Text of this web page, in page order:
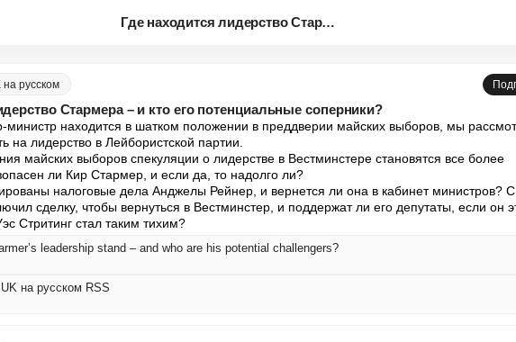
Где находится лидерство Старме...
русском
Стармера – и кто его потенциальные соперники?
министр находится в шатком положении в преддверии майских выборов, мы
на лидерство в Лейбористской партии.
майских выборов спекуляции о лидерстве в Вестминстере становятся все более
ли Кир Стармер, и если да, то надолго ли?
налоговые дела Анджелы Рейнер, и вернется ли она в кабинет министров?
сделку, чтобы вернуться в Вестминстер, и поддержат ли его депутаты, если он
Стритинг стал таким тихим?
leadership stand – and who are his potential challengers?
на русском RSS